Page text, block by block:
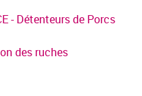
- Détenteurs de Porcs
des ruches